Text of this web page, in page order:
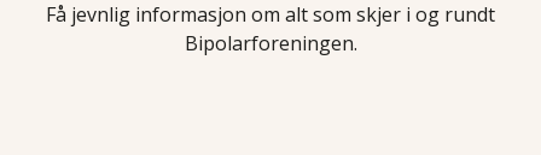
Få jevnlig informasjon om alt som skjer i og rundt
Bipolarforeningen.